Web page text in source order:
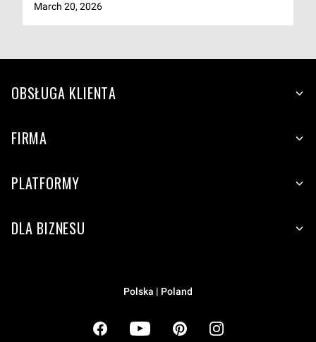
March 20, 2026
OBSŁUGA KLIENTA
FIRMA
PLATFORMY
DLA BIZNESU
Polska | Poland